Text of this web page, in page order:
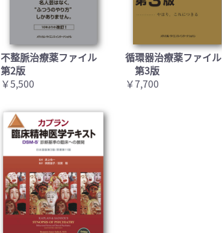
不整脈治療薬ファイル
第2版
￥5,500
循環器治療薬ファイル
第3版
￥7,700